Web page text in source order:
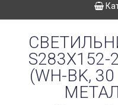
S283X152-
(WH-BK,